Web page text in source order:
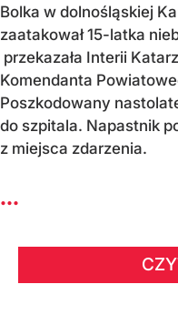
Bolka w dolnośląskiej
zaatakował 15-latka
przekazała Interii
Komendanta
Poszkodowany
do szpitala. Napastnik
z miejsca zdarzenia.
...